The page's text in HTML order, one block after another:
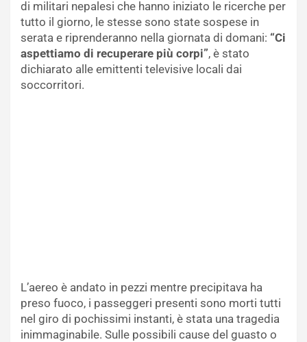
di militari nepalesi che hanno iniziato le ricerche per
tutto il giorno, le stesse sono state sospese in
serata e riprenderanno nella giornata di domani: “Ci
aspettiamo di recuperare più corpi”, è stato
dichiarato alle emittenti televisive locali dai
soccorritori.
L’aereo è andato in pezzi mentre precipitava ha
preso fuoco, i passeggeri presenti sono morti tutti
nel giro di pochissimi instanti, è stata una tragedia
inimmaginabile. Sulle possibili cause del guasto o